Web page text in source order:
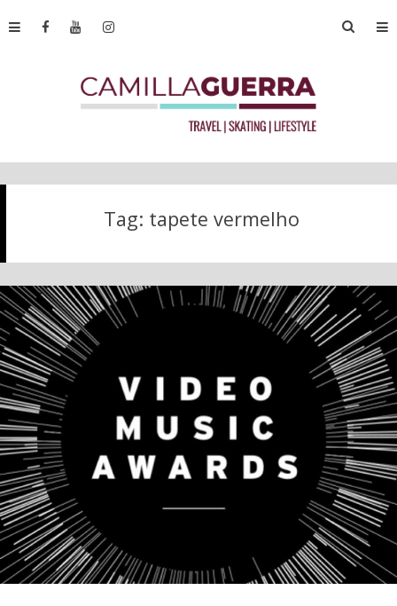
Tag: tapete vermelho